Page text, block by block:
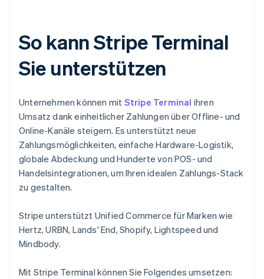
So kann Stripe Terminal
Sie unterstützen
Unternehmen können mit Stripe Terminal ihren
Umsatz dank einheitlicher Zahlungen über Offline- und
Online-Kanäle steigern. Es unterstützt neue
Zahlungsmöglichkeiten, einfache Hardware-Logistik,
globale Abdeckung und Hunderte von POS- und
Handelsintegrationen, um Ihren idealen Zahlungs-Stack
zu gestalten.
Stripe unterstützt Unified Commerce für Marken wie
Hertz, URBN, Lands' End, Shopify, Lightspeed und
Mindbody.
Mit Stripe Terminal können Sie Folgendes umsetzen: